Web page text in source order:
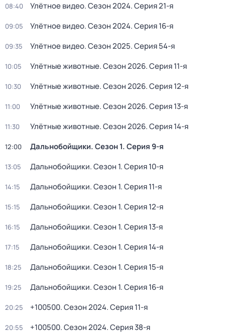
08:40 Улётное видео. Сезон 2024. Серия 21-я
09:05 Улётное видео. Сезон 2024. Серия 16-я
09:35 Улётное видео. Сезон 2025. Серия 54-я
10:05 Улётные животные. Сезон 2026. Серия 11-я
10:30 Улётные животные. Сезон 2026. Серия 12-я
11:00 Улётные животные. Сезон 2026. Серия 13-я
11:30 Улётные животные. Сезон 2026. Серия 14-я
12:00 Дальнобойщики. Сезон 1. Серия 9-я
13:05 Дальнобойщики. Сезон 1. Серия 10-я
14:15 Дальнобойщики. Сезон 1. Серия 11-я
15:15 Дальнобойщики. Сезон 1. Серия 12-я
16:15 Дальнобойщики. Сезон 1. Серия 13-я
17:15 Дальнобойщики. Сезон 1. Серия 14-я
18:25 Дальнобойщики. Сезон 1. Серия 15-я
19:25 Дальнобойщики. Сезон 1. Серия 16-я
20:25 +100500. Сезон 2024. Серия 11-я
20:55 +100500. Сезон 2024. Серия 38-я